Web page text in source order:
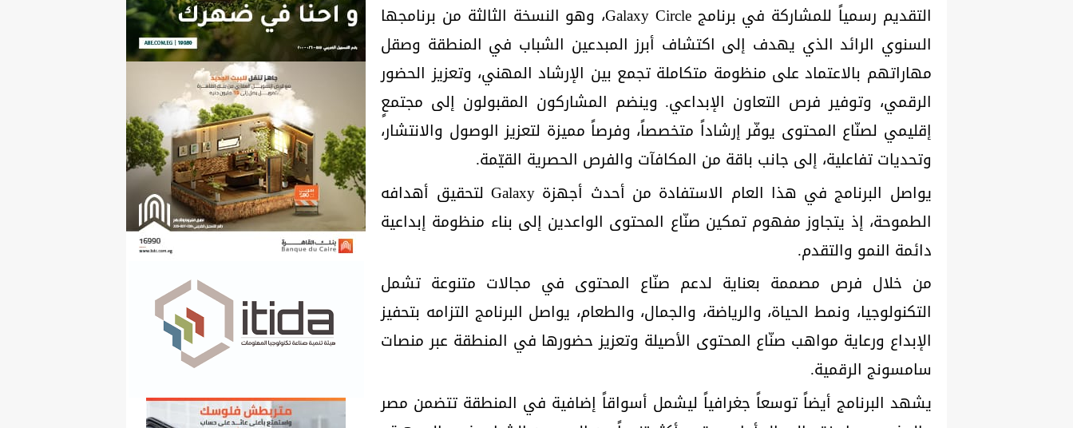
التقديم رسمياً للمشاركة في برنامج Galaxy Circle، وهو النسخة الثالثة من برنامجها
السنوي الرائد الذي يهدف إلى اكتشاف أبرز المبدعين الشباب في المنطقة وصقل
مهاراتهم بالاعتماد على منظومة متكاملة تجمع بين الإرشاد المهني، وتعزيز الحضور
الرقمي، وتوفير فرص التعاون الإبداعي. وينضم المشاركون المقبولون إلى مجتمعٍ
إقليمي لصنّاع المحتوى يوفّر إرشاداً متخصصاً، وفرصاً مميزة لتعزيز الوصول والانتشار،
وتحديات تفاعلية، إلى جانب باقة من المكافآت والفرص الحصرية القيّمة.
يواصل البرنامج في هذا العام الاستفادة من أحدث أجهزة Galaxy لتحقيق أهدافه
الطموحة، إذ يتجاوز مفهوم تمكين صنّاع المحتوى الواعدين إلى بناء منظومة إبداعية
دائمة النمو والتقدم.
من خلال فرص مصممة بعناية لدعم صنّاع المحتوى في مجالات متنوعة تشمل
التكنولوجيا، ونمط الحياة، والرياضة، والجمال، والطعام، يواصل البرنامج التزامه بتحفيز
الإبداع ورعاية مواهب صنّاع المحتوى الأصيلة وتعزيز حضورها في المنطقة عبر منصات
سامسونج الرقمية.
يشهد البرنامج أيضاً توسعاً جغرافياً ليشمل أسواقاً إضافية في المنطقة تتضمن مصر